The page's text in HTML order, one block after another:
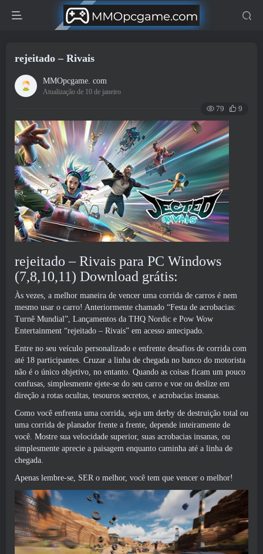
rejeitado – Rivais
MMOpcgame. com
Atualização de 10 de janeiro
79 9
rejeitado – Rivais para PC Windows
(7,8,10,11) Download grátis:
Às vezes, a melhor maneira de vencer uma corrida de carros é nem
mesmo usar o carro! Anteriormente chamado “Festa de acrobacias:
Turnê Mundial”, Lançamentos da THQ Nordic e Pow Wow
Entertainment “rejeitado – Rivais” em acesso antecipado.
Entre no seu veículo personalizado e enfrente desafios de corrida com
até 18 participantes. Cruzar a linha de chegada no banco do motorista
não é o único objetivo, no entanto. Quando as coisas ficam um pouco
confusas, simplesmente ejete-se do seu carro e voe ou deslize em
direção a rotas ocultas, tesouros secretos, e acrobacias insanas.
Como você enfrenta uma corrida, seja um derby de destruição total ou
uma corrida de planador frente a frente, depende inteiramente de
você. Mostre sua velocidade superior, suas acrobacias insanas, ou
simplesmente aprecie a paisagem enquanto caminha até a linha de
chegada.
Apenas lembre-se, SER o melhor, você tem que vencer o melhor!